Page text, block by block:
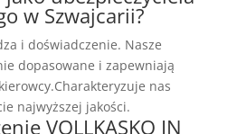
w Szwajcarii?
i doświadczenie. Nasze
dopasowane i zapewniają
nas
najwyższej jakości.
VOLLKASKO IN